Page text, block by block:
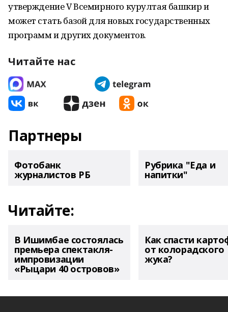
утверждение V Всемирного курултая башкир и
может стать базой для новых государственных
программ и других документов.
Читайте нас
Партнеры
Фотобанк
журналистов РБ
Рубрика "Еда и
напитки"
Читайте:
В Ишимбае состоялась
премьера спектакля-
импровизации
«Рыцари 40 островов»
Как спасти
от колорадского
жука?